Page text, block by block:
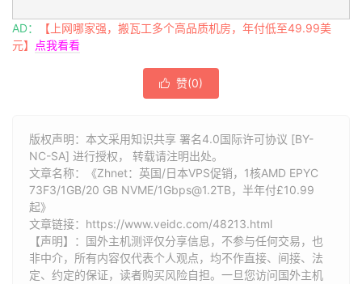
AD：
【上网哪家强，搬瓦工多个高品质机房，年付低至49.99美
元】
点我看看
 赞(0)
版权声明：本文采用知识共享 署名4.0国际许可协议 [BY-
NC-SA] 进行授权， 转载请注明出处。
文章名称：《Zhnet：英国/日本VPS促销，1核AMD EPYC
73F3/1GB/20 GB NVME/1Gbps@1.2TB，半年付£10.99
起》
文章链接： https://www.veidc.com/48213.html
【声明】：国外主机测评仅分享信息，不参与任何交易，也
非中介，所有内容仅代表个人观点，均不作直接、间接、法
定、约定的保证，读者购买风险自担。一旦您访问国外主机